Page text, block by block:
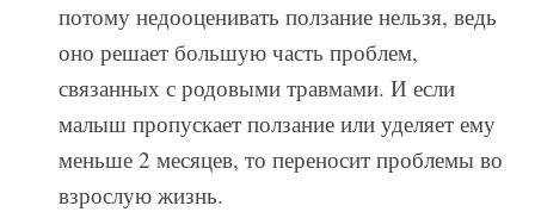
потому недооценивать ползание нельзя, ведь
оно решает большую часть проблем,
связанных с родовыми травмами. И если
малыш пропускает ползание или уделяет ему
меньше 2 месяцев, то переносит проблемы во
взрослую жизнь.